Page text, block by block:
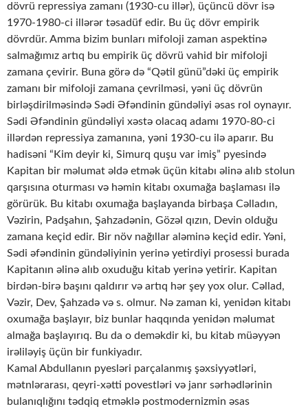
dövrü repressiya zamanı (1930-cu illər), üçüncü dövr isə
1970-1980-ci illərər təsadüf edir. Bu üç dövr empirik
dövrdür. Amma bizim bunları mifoloji zaman aspektinə
salmağımız artıq bu empirik üç dövrü vahid bir mifoloji
zamana çevirir. Buna görə də “Qətil günü”dəki üç empirik
zamanı bir mifoloji zamana çevrilməsi, yəni üç dövrün
birləşdirilməsində Sədi Əfəndinin gündəliyi əsas rol oynayır.
Sədi Əfəndinin gündəliyi xəstə olacaq adamı 1970-80-ci
illərdən repressiya zamanına, yəni 1930-cu ilə aparır. Bu
hadisəni “Kim deyir ki, Simurq quşu var imiş” pyesində
Kapitan bir məlumat əldə etmək üçün kitabı əlinə alıb stolun
qarşısına oturması və həmin kitabı oxumağa başlaması ilə
görürük. Bu kitabı oxumağa başlayanda birbaşa Cəlladın,
Vəzirin, Padşahın, Şahzadənin, Gözəl qızın, Devin olduğu
zamana keçid edir. Bir növ nağıllar aləminə keçid edir. Yəni,
Sədi əfəndinin gündəliyinin yerinə yetirdiyi prosessi burada
Kapitanın əlinə alıb oxuduğu kitab yerinə yetirir. Kapitan
birdən-birə başını qaldırır və artıq hər şey yox olur. Cəllad,
Vəzir, Dev, Şahzadə və s. olmur. Nə zaman ki, yenidən kitabı
oxumağa başlayır, biz bunlar haqqında yenidən məlumat
almağa başlayırıq. Bu da o deməkdir ki, bu kitab müəyyən
irəliləyiş üçün bir funkiyadır.
Kamal Abdullanın pyesləri parçalanmış şəxsiyyətləri,
mətnlərarası, qeyri-xətti povestləri və janr sərhədlərinin
bulanıqlığını tədqiq etməklə postmodernizmin əsas